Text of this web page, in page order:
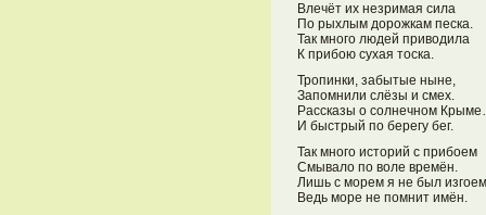
Влечёт их незримая сила
По рыхлым дорожкам песка.
Так много людей приводила
К прибою сухая тоска.
Тропинки, забытые ныне,
Запомнили слёзы и смех.
Рассказы о солнечном
И быстрый по берегу бег.
Так много историй с прибоем
Смывало по воле времён.
Лишь с морем я не был
Ведь море не помнит имён.